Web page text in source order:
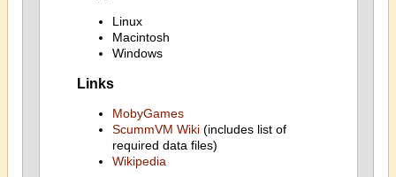
Linux
Macintosh
Windows
Links
MobyGames
ScummVM Wiki(includes list of
required data files)
Wikipedia